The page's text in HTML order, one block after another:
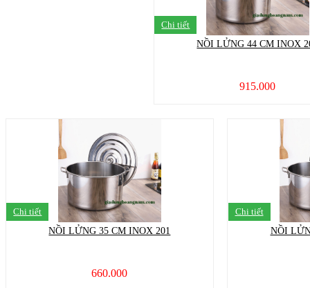
Chi tiết
NỒI LỬNG 44 CM INOX
915.000
Chi tiết
NỒI LỬNG 35 CM INOX 201
660.000
Chi tiết
NỒI